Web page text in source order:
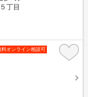
丁目
料オンライン相談可